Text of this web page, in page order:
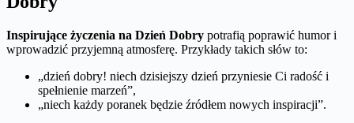
Inspirujące życzenia na Dzień Dobry potrafią poprawić humor i
wprowadzić przyjemną atmosferę. Przykłady takich słów to:
„dzień dobry! niech dzisiejszy dzień przyniesie Ci radość i
spełnienie marzeń”,
„niech każdy poranek będzie źródłem nowych inspiracji”.